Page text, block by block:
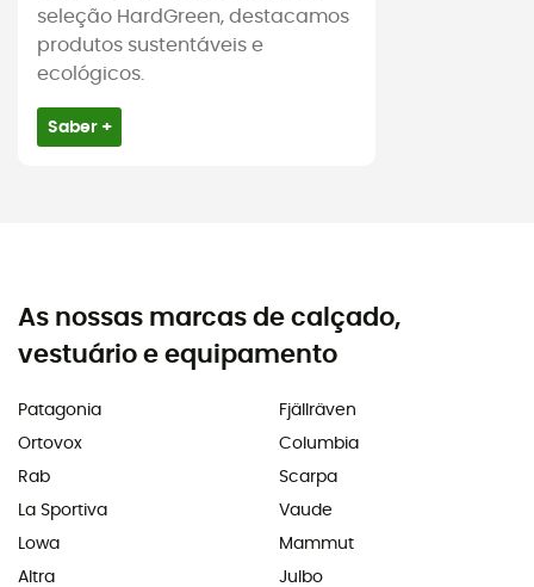
seleção HardGreen, destacamos
produtos sustentáveis e
ecológicos.
Saber +
As nossas marcas de calçado,
vestuário e equipamento
Patagonia
Ortovox
Rab
La Sportiva
Lowa
Altra
Fjällräven
Columbia
Scarpa
Vaude
Mammut
Julbo